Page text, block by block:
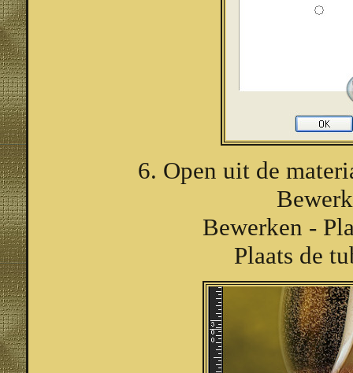
6. Open uit de
Bewerken -
Plaats de